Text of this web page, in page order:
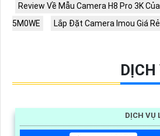
Review Về Mẫu Camera H8 Pro 3K
5M0WE
Lắp Đặt Camera Imou Giá
DỊCH VỤ